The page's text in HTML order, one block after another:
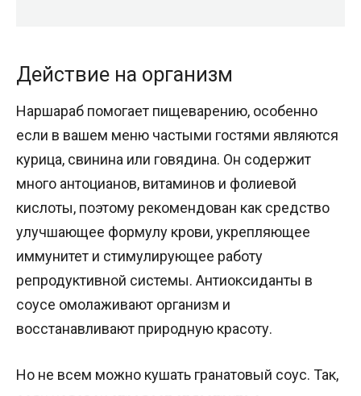
Действие на организм
Наршараб помогает пищеварению, особенно
если в вашем меню частыми гостями являются
курица, свинина или говядина. Он содержит
много антоцианов, витаминов и фолиевой
кислоты, поэтому рекомендован как средство
улучшающее формулу крови, укрепляющее
иммунитет и стимулирующее работу
репродуктивной системы. Антиоксиданты в
соусе омолаживают организм и
восстанавливают природную красоту.
Но не всем можно кушать гранатовый соус. Так,